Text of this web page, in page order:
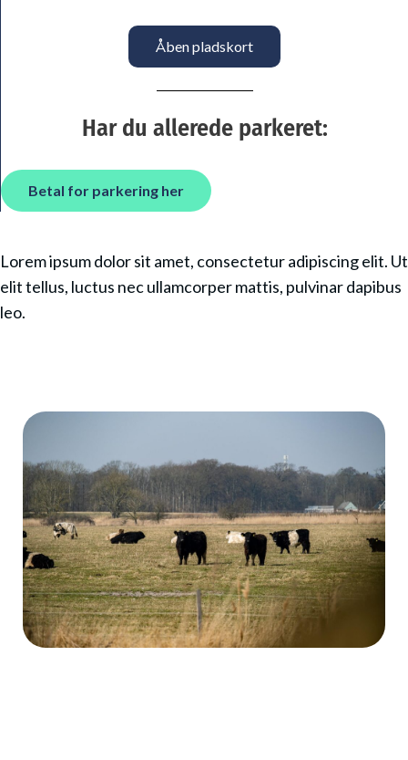
Åben pladskort
Har du allerede parkeret:
Betal for parkering her
Lorem ipsum dolor sit amet, consectetur adipiscing elit. Ut
elit tellus, luctus nec ullamcorper mattis, pulvinar dapibus
leo.